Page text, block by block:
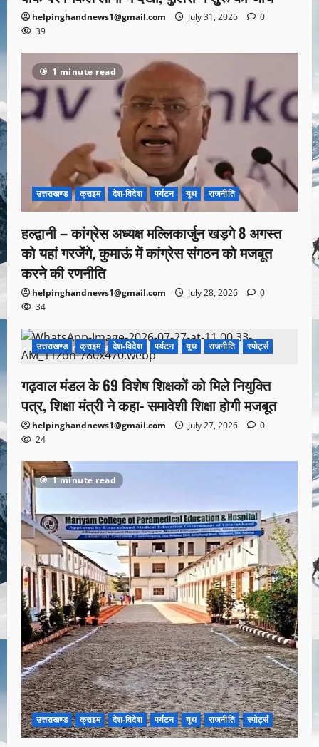
helpinghandnews1@gmail.com July 31, 2026
0
39
1 minute read
उत्तराखण्ड क्राइम देश-विदेश पर्यटन यूथ राजनीति
हल्द्वानी – कांग्रेस अध्यक्ष मल्लिकार्जुन खड़गे 8 अगस्त
को यहां गरजेंगे, कुमाऊं में कांग्रेस संगठन को मजबूत
करने की रणनीति
helpinghandnews1@gmail.com July 28, 2026
0
34
1 minute read
उत्तराखण्ड क्राइम देश-विदेश पर्यटन यूथ राजनीति स्पोर्ट्स
गढ़वाल मंडल के 69 विशेष शिक्षकों को मिले नियुक्ति
पत्र, शिक्षा मंत्री ने कहा- समावेशी शिक्षा होगी मजबूत
helpinghandnews1@gmail.com July 27, 2026
0
24
1 minute read
उत्तराखण्ड क्राइम देश-विदेश पर्यटन यूथ राजनीति स्पोर्ट्स